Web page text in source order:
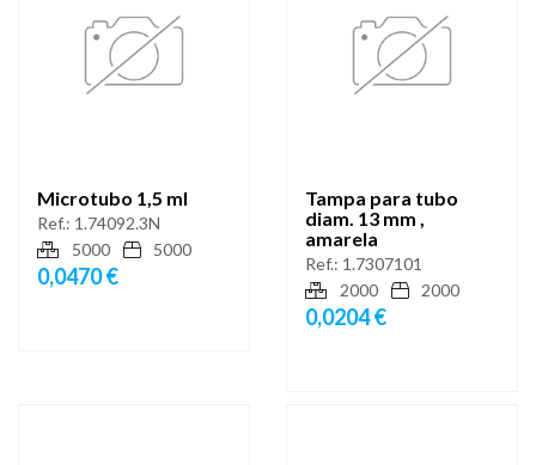
Microtubo 1,5 ml
Ref.: 1.74092.3N
5000
5000
0,0470 €
Tampa para tubo
diam. 13 mm ,
amarela
Ref.: 1.7307101
2000
2000
0,0204 €